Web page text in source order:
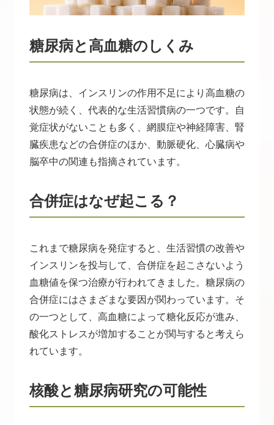
糖尿病と高血糖のしくみ
糖尿病は、インスリンの作用不足により高血糖の
状態が続く、代表的な生活習慣病の一つです。自
覚症状がないことも多く、網膜症や神経障害、腎
臓疾患などの合併症のほか、動脈硬化、心臓病や
脳卒中の関連も指摘されています。
合併症はなぜ起こる？
これまで糖尿病を発症すると、生活習慣の改善や
インスリンを投与して、合併症を起こさないよう
血糖値を保つ治療が行われてきました。糖尿病の
合併症にはさまざまな要因が関わっています。そ
の一つとして、高血糖によって糖化反応が進み、
酸化ストレスが増加することが関与すると考えら
れています。
核酸と糖尿病研究の可能性